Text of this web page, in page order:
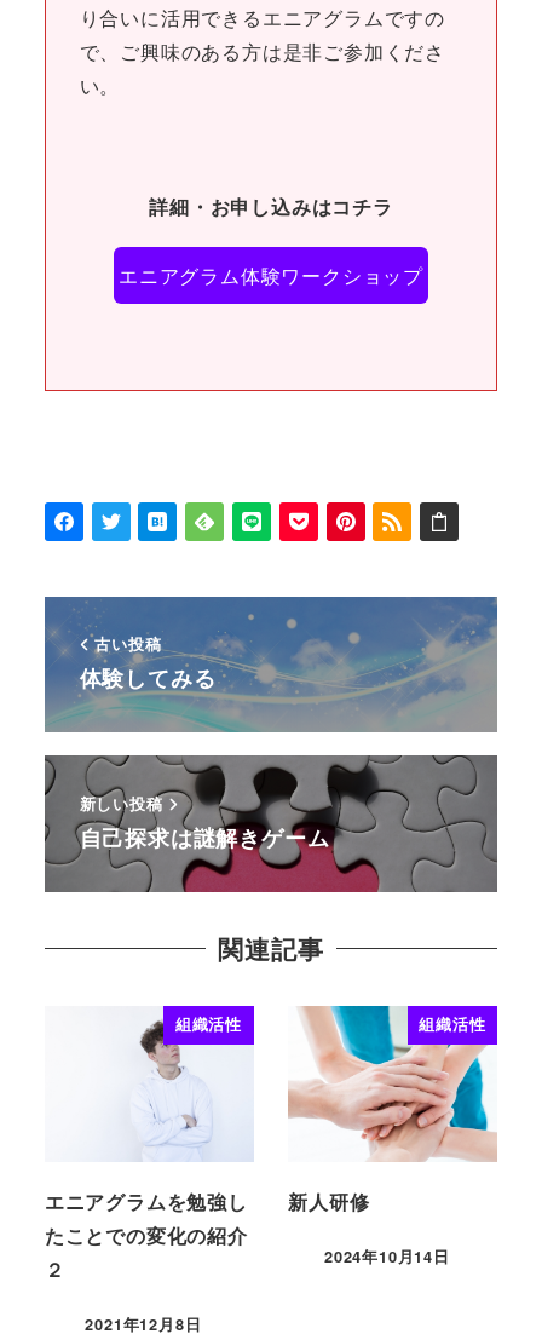
り合いに活用できるエニアグラムですの
で、ご興味のある方は是非ご参加くださ
い。
詳細・お申し込みはコチラ
エニアグラム体験ワークショップ
古い投稿
体験してみる
新しい投稿
自己探求は謎解きゲーム
関連記事
組織活性
エニアグラムを勉強し
たことでの変化の紹介
２
2021年12月8日
組織活性
新人研修
2024年10月14日